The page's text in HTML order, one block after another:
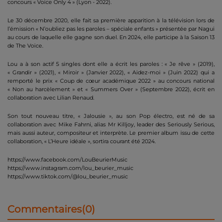
concours « Voice Only 4 » (Lyon - 2022).
Le 30 décembre 2020, elle fait sa première apparition à la télévision lors de
l’émission « N’oubliez pas les paroles – spéciale enfants » présentée par Nagui
au cours de laquelle elle gagne son duel. En 2024, elle participe à la Saison 13
de The Voice.
Lou a à son actif 5 singles dont elle a écrit les paroles : « Je rêve » (2019),
« Grandir » (2021), « Miroir » (Janvier 2022), « Aidez-moi » (Juin 2022) qui a
remporté le prix « Coup de cœur académique 2022 » au concours national
« Non au harcèlement » et « Summers Over » (Septembre 2022), écrit en
collaboration avec Lilian Renaud.
Son tout nouveau titre, « Jalousie », au son Pop électro, est né de sa
collaboration avec Mike Fahrni, alias Mr Killjoy, leader des Seriously Serious,
mais aussi auteur, compositeur et interprète. Le premier album issu de cette
collaboration, « L’Heure idéale », sortira courant été 2024.
https://www.facebook.com/LouBeurierMusic
https://www.instagram.com/lou_beurier_music
https://www.tiktok.com/@lou_beurier_music
Commentaires(0)